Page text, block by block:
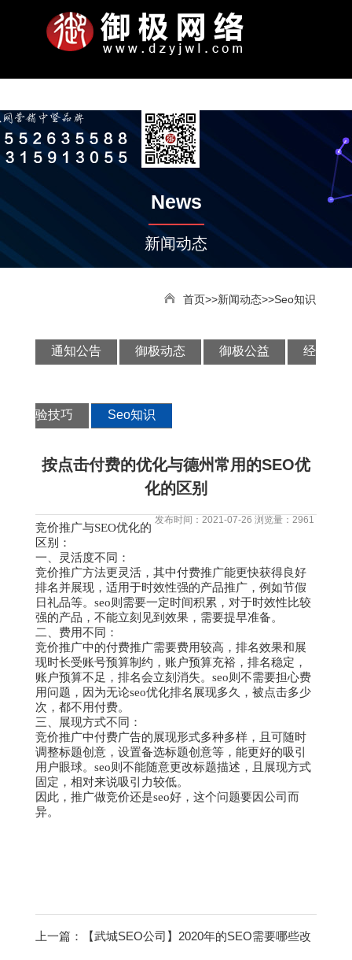
司
首
于
我
ABOUT
公
司
介
企
业
化
PORTRAIT
公
司
景
发
展
程
务
项
PROMITION
智
能
推
平
台
化
务
S-
ENGINE
全
域
站
PROMOTION
竞
价
广
OTHER
SERVICES
微
信
友
广
站
模
WEBSITE
电
脑
站
手
机
站
响
应
网
APPLETS
小
程
例
展
NETWORK
金
泉
推
智
能
推
WEB
SITE
模
板
站
定
制
站
SOFTWARE
定
制
发
小
程
闻
动
NEWS
通
知
告
御
极
态
KNOWLEDGE
SEO
知
经
验
巧
ACTIVITY
御
极
讲
御
极
益
系
我
CONTACT
联
系
式
加
入
们
PAY
付
款
号
News
新闻动态
首页>>新闻动态>>Seo知识
通知公告 御极动态 御极公益 经
验技巧 Seo知识
按点击付费的优化与德州常用的SEO优
化的区别
发布时间：2021-07-26 浏览量：2961
竞价推广与SEO优化的
区别：
一、灵活度不同：
竞价推广方法更灵活，其中付费推广能更快获得良好
排名并展现，适用于时效性强的产品推广，例如节假
日礼品等。seo则需要一定时间积累，对于时效性比较
强的产品，不能立刻见到效果，需要提早准备。
二、费用不同：
竞价推广中的付费推广需要费用较高，排名效果和展
现时长受账号预算制约，账户预算充裕，排名稳定，
账户预算不足，排名会立刻消失。seo则不需要担心费
用问题，因为无论seo优化排名展现多久，被点击多少
次，都不用付费。
三、展现方式不同：
竞价推广中付费广告的展现形式多种多样，且可随时
调整标题创意，设置备选标题创意等，能更好的吸引
用户眼球。seo则不能随意更改标题描述，且展现方式
固定，相对来说吸引力较低。
因此，推广做竞价还是seo好，这个问题要因公司而
异。
上一篇： 【武城SEO公司】2020年的SEO需要哪些改